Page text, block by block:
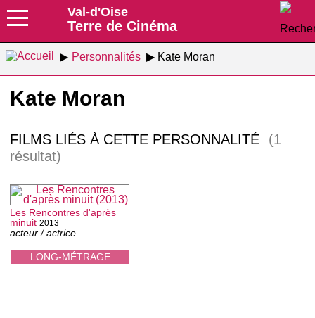
Val-d'Oise
Terre de Cinéma
Personnalités Kate Moran
Kate Moran
FILMS LIÉS À CETTE PERSONNALITÉ
(1
résultat)
LONG-MÉTRAGE
Les Rencontres d'après
minuit 2013
acteur / actrice